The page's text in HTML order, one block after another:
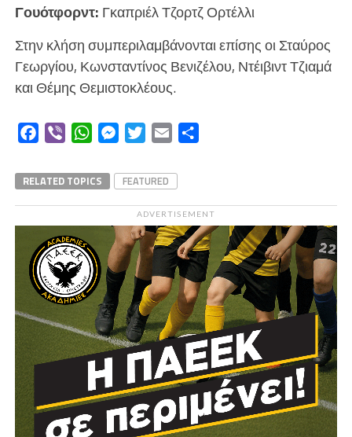
Γουότφορντ: Γκαπριέλ Τζορτζ Ορτέλλι
Στην κλήση συμπεριλαμβάνονται επίσης οι Σταύρος
Γεωργίου, Κωνσταντίνος Βενιζέλου, Ντέιβιντ Τζιαμά
και Θέμης Θεμιστοκλέους.
Facebook
Viber WhatsAppMessengerTwitterEmail
RELATED TOPICS FEATURED
ADVERTISEMENT